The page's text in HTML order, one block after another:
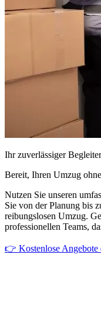
Ihr zuverlässiger
Bereit, Ihren Umzug
Nutzen Sie unseren
Sie von der Planung bis
reibungslosen Umzug.
professionellen Teams,
👉 Kostenlose Angebote